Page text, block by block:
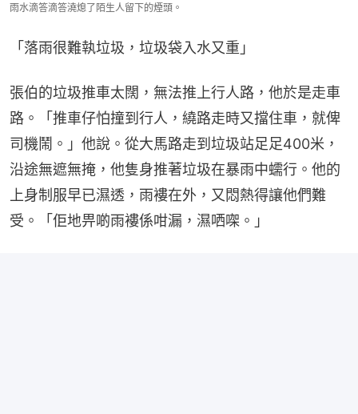
雨水滴答滴答澆熄了陌生人留下的煙頭。
「落雨很難執垃圾，垃圾袋入水又重」
張伯的垃圾推車太闊，無法推上行人路，他於是走車
路。「推車仔怕撞到行人，繞路走時又擋住車，就俾
司機鬧。」他說。從大馬路走到垃圾站足足400米，
沿途無遮無掩，他隻身推著垃圾在暴雨中蠕行。他的
上身制服早已濕透，雨褸在外，又悶熱得讓他們難
受。「佢地畀啲雨褸係咁漏，濕哂㗎。」